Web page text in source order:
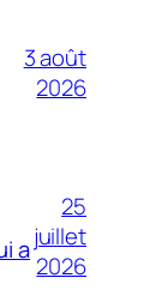
3 août
2026
a
25
juillet
2026